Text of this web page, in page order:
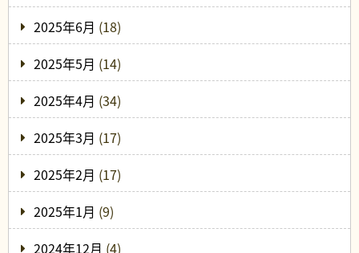
2025年6月 (18)
2025年5月 (14)
2025年4月 (34)
2025年3月 (17)
2025年2月 (17)
2025年1月 (9)
2024年12月 (4)